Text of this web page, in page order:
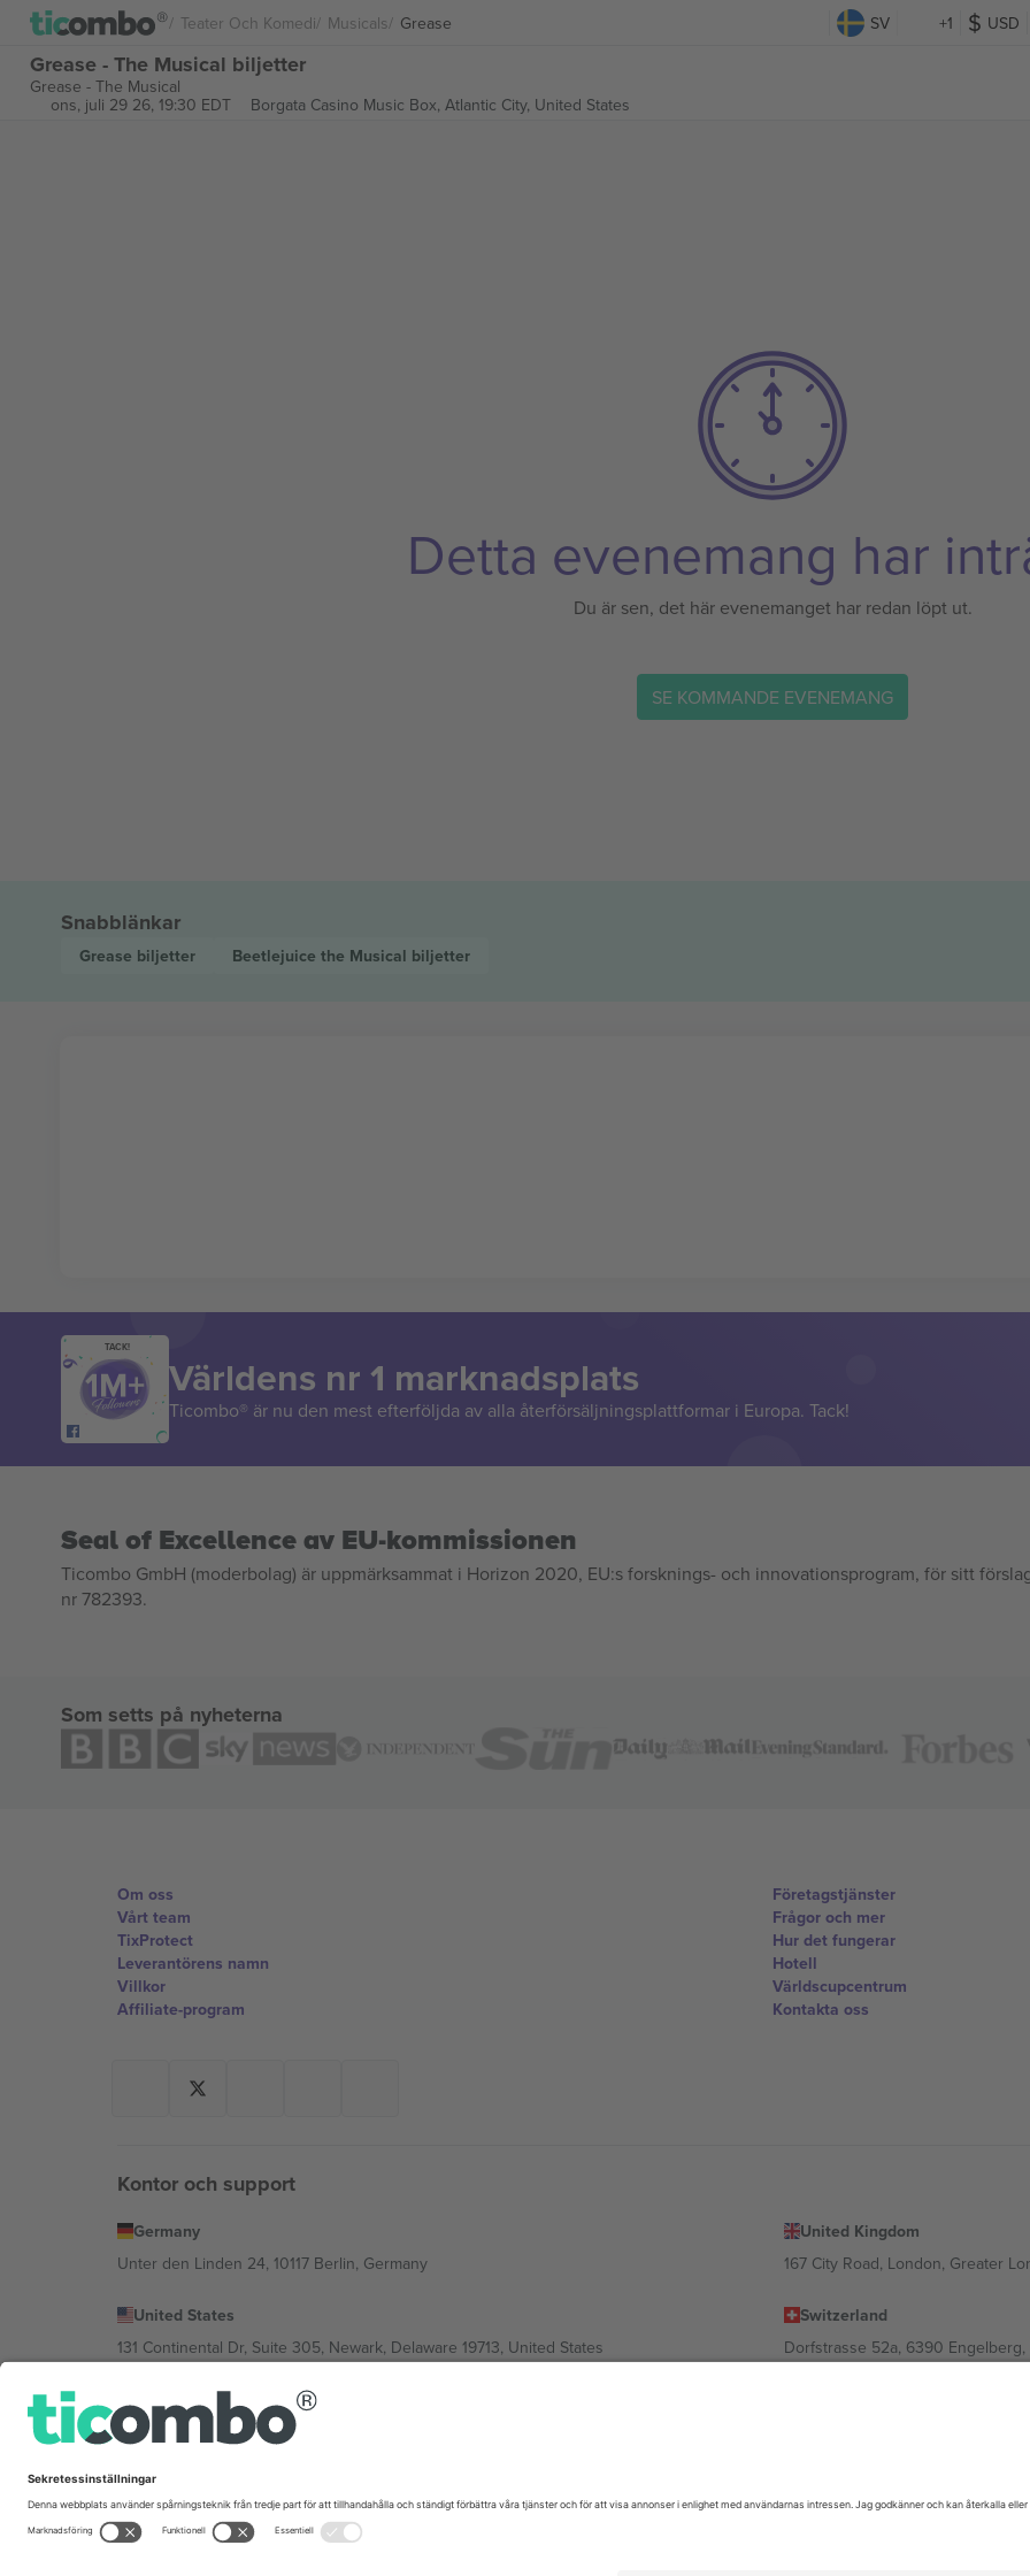
Teater Och Komedi Musicals Grease SV +1 USD
Grease - The Musical biljetter
Grease - The Musical
ons, juli 29 26, 19:30 EDT
Borgata Casino Music Box, Atlantic City, United States
Detta evenemang har
Du är sen, det här evenemanget har redan löpt ut.
SE KOMMANDE EVENEMANG
Snabblänkar
Grease biljetter Beetlejuice the Musical biljetter
TACK!
Världens nr 1 marknadsplats
Ticombo® är nu den mest efterföljda av alla återförsäljningsplattformar i Europa. Tack!
Seal of Excellence av EU-kommissionen
Ticombo GmbH (moderbolag) är uppmärksammat i Horizon 2020, EU:s forsknings- och innovationsprogram, för sitt
nr 782393.
Som setts på nyheterna
Om oss
Vårt team
TixProtect
Leverantörens namn
Villkor
Affiliate-program
Företagstjänster
Frågor och mer
Hur det fungerar
Hotell
Världscupcentrum
Kontakta oss
Kontor och support
Germany
Unter den Linden 24, 10117 Berlin, Germany
United Kingdom
167 City Road, London, Greater
United States
131 Continental Dr, Suite 305, Newark, Delaware 19713, United States
Switzerland
Dorfstrasse 52a, 6390
Bulgaria
Regus Sofia City West, bul Totleben 53-55, 1606 Sofia, Bulgaria
Mexico
Av Chapultepec 360, Roma Norte, Cuauhtémoc, 06700 Ciudad de México, CDMX, Mexico